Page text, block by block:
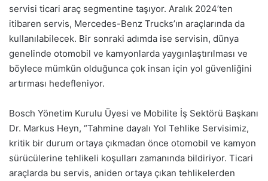
servisi ticari araç segmentine taşıyor. Aralık 2024’ten
itibaren servis, Mercedes-Benz Trucks’ın araçlarında da
kullanılabilecek. Bir sonraki adımda ise servisin, dünya
genelinde otomobil ve kamyonlarda yaygınlaştırılması ve
böylece mümkün olduğunca çok insan için yol güvenliğini
artırması hedefleniyor.
Bosch Yönetim Kurulu Üyesi ve Mobilite İş Sektörü Başkanı
Dr. Markus Heyn, “Tahmine dayalı Yol Tehlike Servisimiz,
kritik bir durum ortaya çıkmadan önce otomobil ve kamyon
sürücülerine tehlikeli koşulları zamanında bildiriyor. Ticari
araçlarda bu servis, aniden ortaya çıkan tehlikelerden